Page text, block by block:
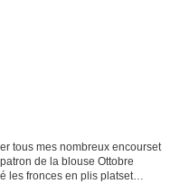
tous mes nombreux encourset
de la blouse Ottobre
les fronces en plis platset